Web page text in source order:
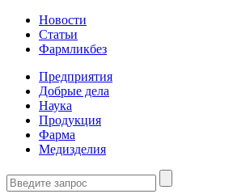
Новости
Статьи
Фармликбез
Предприятия
Добрые дела
Наука
Продукция
Фарма
Медизделия